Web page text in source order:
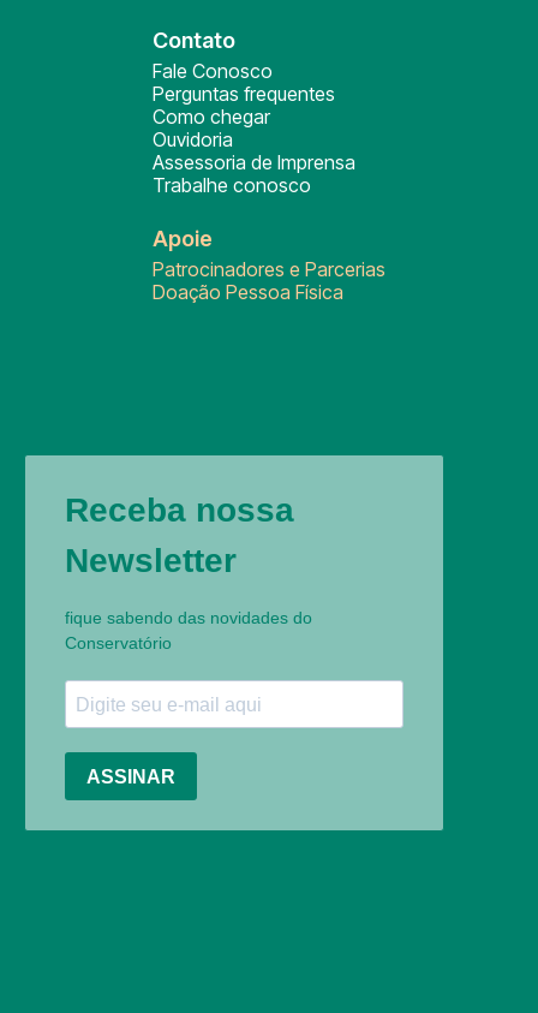
Contato
Fale Conosco
Perguntas frequentes
Como chegar
Ouvidoria
Assessoria de Imprensa
Trabalhe conosco
Apoie
Patrocinadores e Parcerias
Doação Pessoa Física